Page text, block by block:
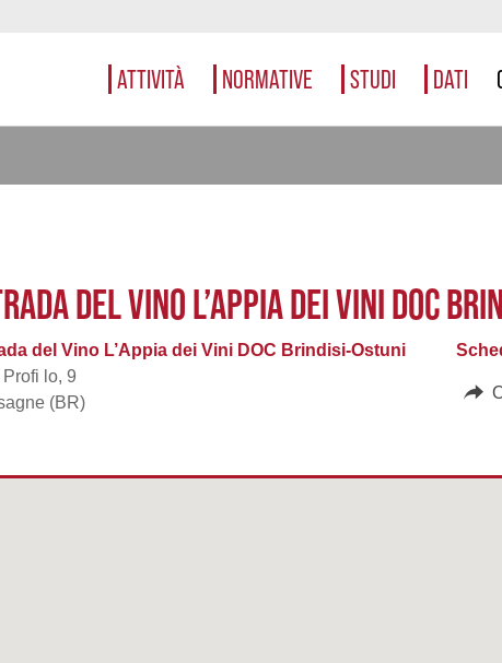
ATTIVITÀ NORMATIVE STUDI DATI
DEL VINO L’APPIA DEI VINI DOC
del Vino L’Appia dei Vini DOC Brindisi-Ostuni
lo, 9
(BR)